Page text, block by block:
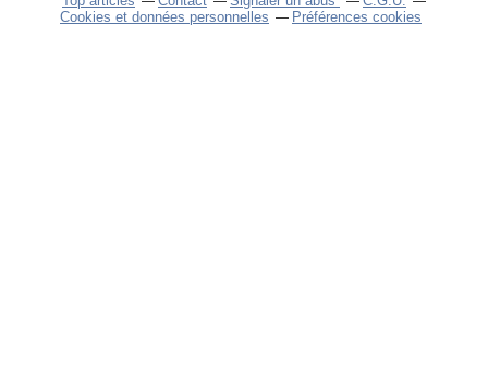
Cookies et données personnelles
Préférences cookies